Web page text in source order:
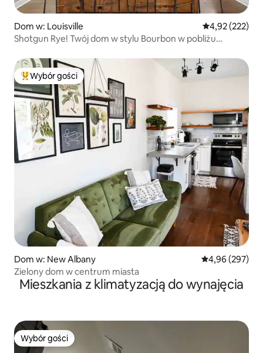
Dom w: Louisville Średnia
4,92 (222)
Shotgun Rye! Twój dom w stylu Bourbon w pobliżu
Najpopularniejsze z kategorii Wybór gości
Wybór gości
Dom w: New Albany Średnia
4,96 (297)
Zielony dom w centrum miasta
Mieszkania z klimatyzacją do wynajęcia
Wybór gości
Wybór gości